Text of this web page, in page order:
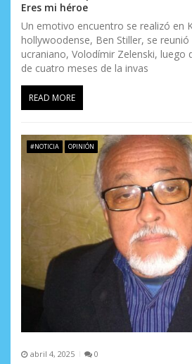
Eres mi héroe
Un emotivo encuentro se realizó en
hollywoodense, Ben Stiller, se
ucraniano, Volodímir Zelenski, luego
de cuatro meses de la invas
READ MORE
#NOTICIA OPINIÓN
abril 4, 2025 0